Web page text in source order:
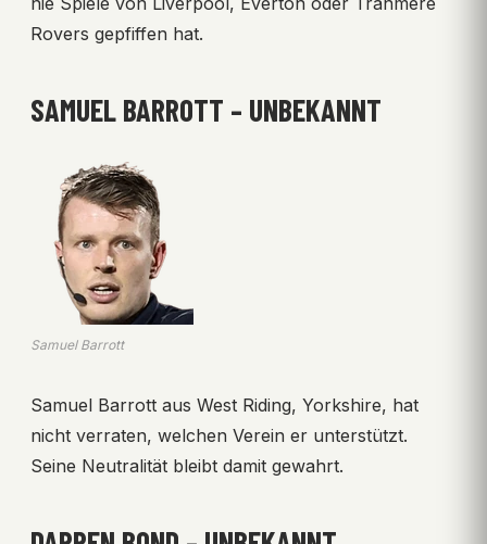
Rovers gepfiffen hat.
SAMUEL BARROTT – UNBEKANNT
Samuel Barrott
Samuel Barrott aus West Riding, Yorkshire, hat
nicht verraten, welchen Verein er unterstützt.
Seine Neutralität bleibt damit gewahrt.